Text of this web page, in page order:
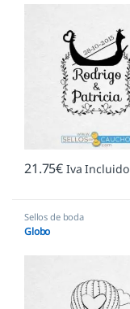
21.75€ Iva Incluido
Sellos de boda
Globo